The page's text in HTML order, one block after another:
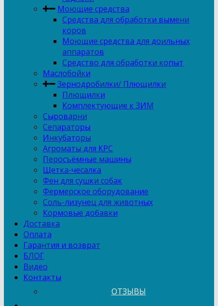
Моющие средства
Средства для обработки вымени
коров
Моющие средства для доильных
аппаратов
Средство для обработки копыт
Маслобойки
Зернодробилки/ Плющилки
Плющилки
Комплектующие к ЗИМ
Сыроварни
Сепараторы
Инкубаторы
Агроматы для КРС
Перосъёмные машины
Щетка-чесалка
Фен для сушки собак
Фермерское оборудование
Соль-лизунец для животных
Кормовые добавки
Доставка
Оплата
Гарантия и возврат
БЛОГ
Видео
Контакты
ОТЗЫВЫ